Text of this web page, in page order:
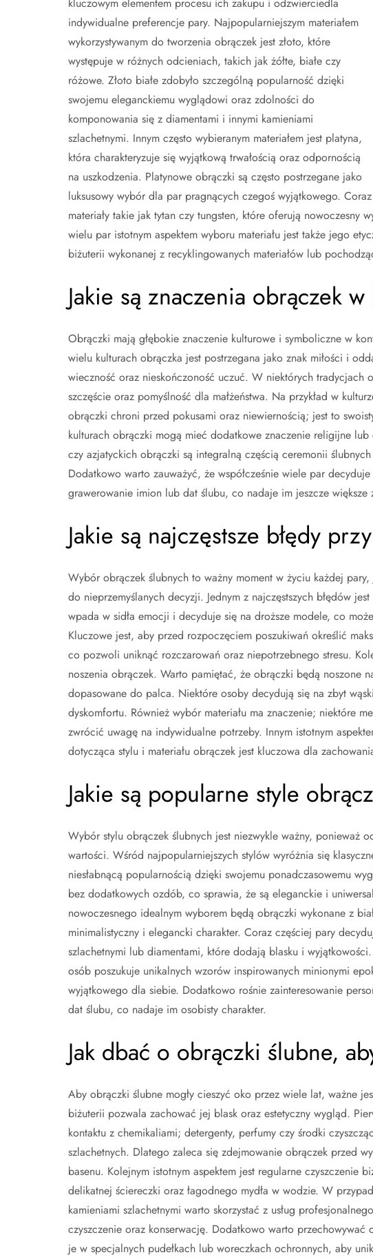
indywidualne preferencje pary. Najpopularniejszym materiałem
wykorzystywanym do tworzenia obrączek jest złoto, które
występuje w różnych odcieniach, takich jak żółte, białe czy
różowe. Złoto białe zdobyło szczególną popularność dzięki
swojemu eleganckiemu wyglądowi oraz zdolności do
komponowania się z diamentami i innymi kamieniami
szlachetnymi. Innym często wybieranym materiałem jest platyna,
która charakteryzuje się wyjątkową trwałością oraz odpornością
na uszkodzenia. Platynowe obrączki są często postrzegane jako
luksusowy wybór dla par pragnących czegoś wyjątkowego.
materiały takie jak tytan czy tungsten, które oferują nowoczesny
wielu par istotnym aspektem wyboru materiału jest także jego
biżuterii wykonanej z recyklingowanych materiałów lub
Jakie są znaczenia obrączek
Obrączki mają głębokie znaczenie kulturowe i symboliczne w
wielu kulturach obrączka jest postrzegana jako znak miłości i
wieczność oraz nieskończoność uczuć. W niektórych tradycjach
szczęście oraz pomyślność dla małżeństwa. Na przykład w
obrączki chroni przed pokusami oraz niewiernością; jest to
kulturach obrączki mogą mieć dodatkowe znaczenie religijne
czy azjatyckich obrączki są integralną częścią ceremonii
Dodatkowo warto zauważyć, że współcześnie wiele par
grawerowanie imion lub dat ślubu, co nadaje im jeszcze większe
Jakie są najczęstsze błędy
Wybór obrączek ślubnych to ważny moment w życiu każdej
do nieprzemyślanych decyzji. Jednym z najczęstszych błędów
wpada w sidła emocji i decyduje się na droższe modele, co
Kluczowe jest, aby przed rozpoczęciem poszukiwań określić
co pozwoli uniknąć rozczarowań oraz niepotrzebnego stresu.
noszenia obrączek. Warto pamiętać, że obrączki będą
dopasowane do palca. Niektóre osoby decydują się na zbyt
dyskomfortu. Również wybór materiału ma znaczenie; niektóre
zwrócić uwagę na indywidualne potrzeby. Innym istotnym
dotycząca stylu i materiału obrączek jest kluczowa dla
Jakie są popularne style
Wybór stylu obrączek ślubnych jest niezwykle ważny, ponieważ
wartości. Wśród najpopularniejszych stylów wyróżnia się
niesłabnącą popularnością dzięki swojemu ponadczasowemu
bez dodatkowych ozdób, co sprawia, że są eleganckie i
nowoczesnego idealnym wyborem będą obrączki wykonane z
minimalistyczny i elegancki charakter. Coraz częściej pary
szlachetnymi lub diamentami, które dodają blasku i
osób poszukuje unikalnych wzorów inspirowanych minionymi
wyjątkowego dla siebie. Dodatkowo rośnie zainteresowanie
dat ślubu, co nadaje im osobisty charakter.
Jak dbać o obrączki ślubne,
Aby obrączki ślubne mogły cieszyć oko przez wiele lat, ważne
biżuterii pozwala zachować jej blask oraz estetyczny wygląd.
kontaktu z chemikaliami; detergenty, perfumy czy środki
szlachetnych. Dlatego zaleca się zdejmowanie obrączek przed
basenu. Kolejnym istotnym aspektem jest regularne czyszczenie
delikatnej ściereczki oraz łagodnego mydła w wodzie. W
kamieniami szlachetnymi warto skorzystać z usług
czyszczenie oraz konserwację. Dodatkowo warto
je w specjalnych pudełkach lub woreczkach ochronnych, aby